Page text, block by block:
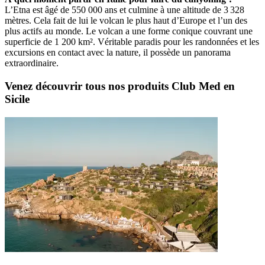
L’Etna est âgé de 550 000 ans et culmine à une altitude de 3 328
mètres. Cela fait de lui le volcan le plus haut d’Europe et l’un des
plus actifs au monde. Le volcan a une forme conique couvrant une
superficie de 1 200 km². Véritable paradis pour les randonnées et les
excursions en contact avec la nature, il possède un panorama
extraordinaire.
Venez découvrir tous nos produits Club Med en
Sicile